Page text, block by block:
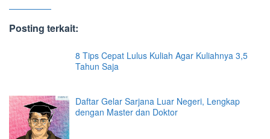
Posting terkait:
8 Tips Cepat Lulus Kuliah Agar Kuliahnya 3,5
Tahun Saja
Daftar Gelar Sarjana Luar Negeri, Lengkap
dengan Master dan Doktor